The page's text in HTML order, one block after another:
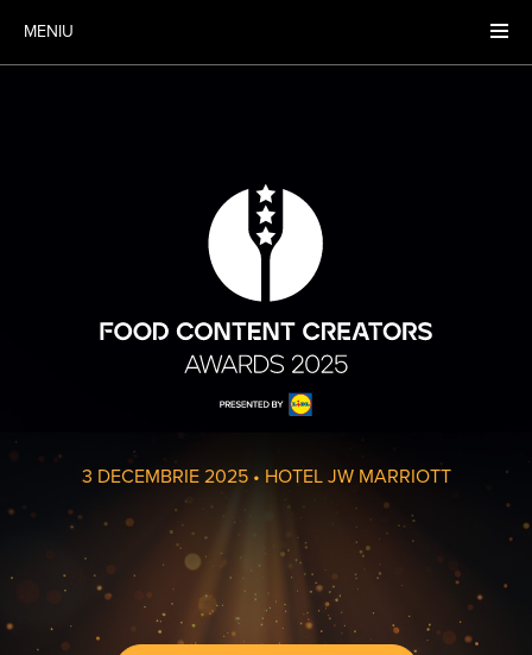
MENIU
3 DECEMBRIE 2025• HOTEL JW MARRIOTT